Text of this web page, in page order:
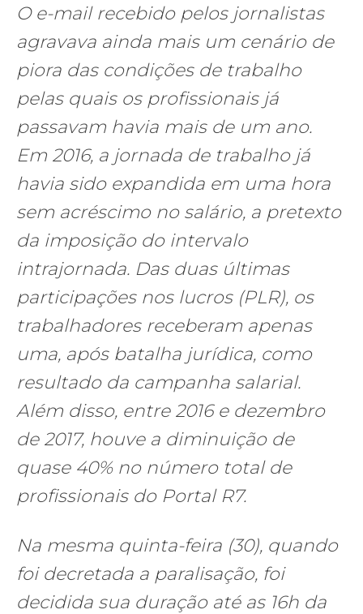
O e-mail recebido pelos jornalistas
agravava ainda mais um cenário de
piora das condições de trabalho
pelas quais os profissionais já
passavam havia mais de um ano.
Em 2016, a jornada de trabalho já
havia sido expandida em uma hora
sem acréscimo no salário, a pretexto
da imposição do intervalo
intrajornada. Das duas últimas
participações nos lucros (PLR), os
trabalhadores receberam apenas
uma, após batalha jurídica, como
resultado da campanha salarial.
Além disso, entre 2016 e dezembro
de 2017, houve a diminuição de
quase 40% no número total de
profissionais do Portal R7.
Na mesma quinta-feira (30), quando
foi decretada a paralisação, foi
decidida sua duração até as 16h da